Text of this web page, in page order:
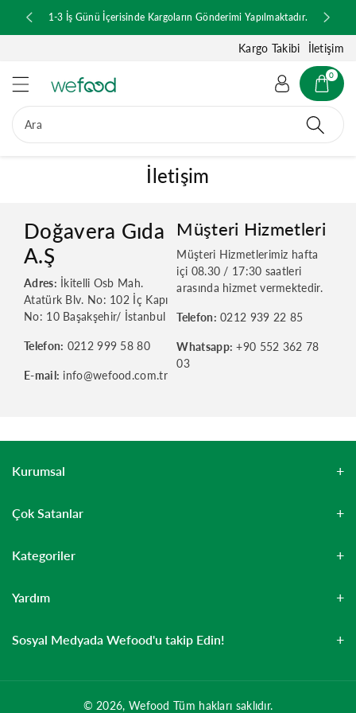
a
1-3 İş Günü İçerisinde Kargoların Gönderimi Yapılmaktadır.
Kargo Takibi İletişim
Ara
0
İletişim
Doğavera Gıda
A.Ş
Adres: İkitelli Osb Mah.
Atatürk Blv. No: 102 İç Kapı
No: 10 Başakşehir/ İstanbul
Telefon: 0212 999 58 80
E-mail: info@wefood.com.tr
Müşteri Hizmetleri
Müşteri Hizmetlerimiz hafta
içi 08.30 / 17:30 saatleri
arasında hizmet vermektedir.
Telefon: 0212 939 22 85
Whatsapp: ‪+90 552 362 78
03
Kurumsal
Çok Satanlar
Kategoriler
Yardım
Sosyal Medyada Wefood'u takip Edin!
© 2026, Wefood Tüm hakları saklıdır.